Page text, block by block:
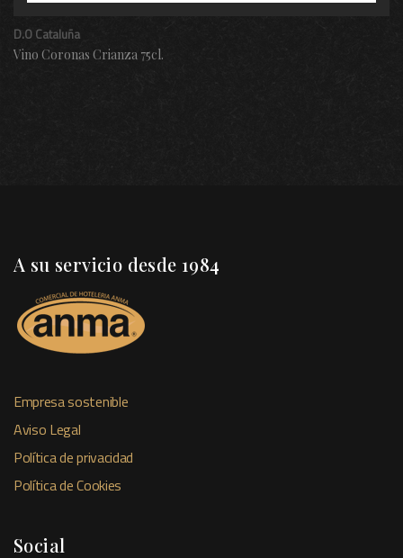
D.O Cataluña
Vino Coronas Crianza 75cl.
A su servicio desde 1984
Empresa sostenible
Aviso Legal
Política de privacidad
Política de Cookies
Social